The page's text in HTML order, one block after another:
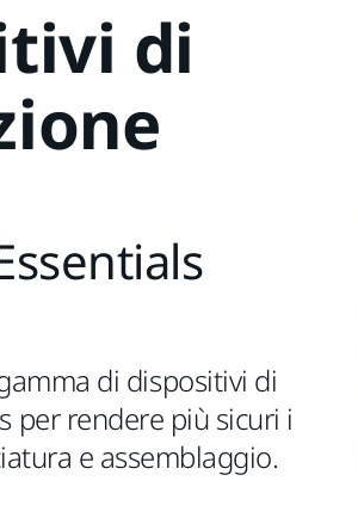
di
di dispositivi di
per rendere più sicuri i
e assemblaggio.